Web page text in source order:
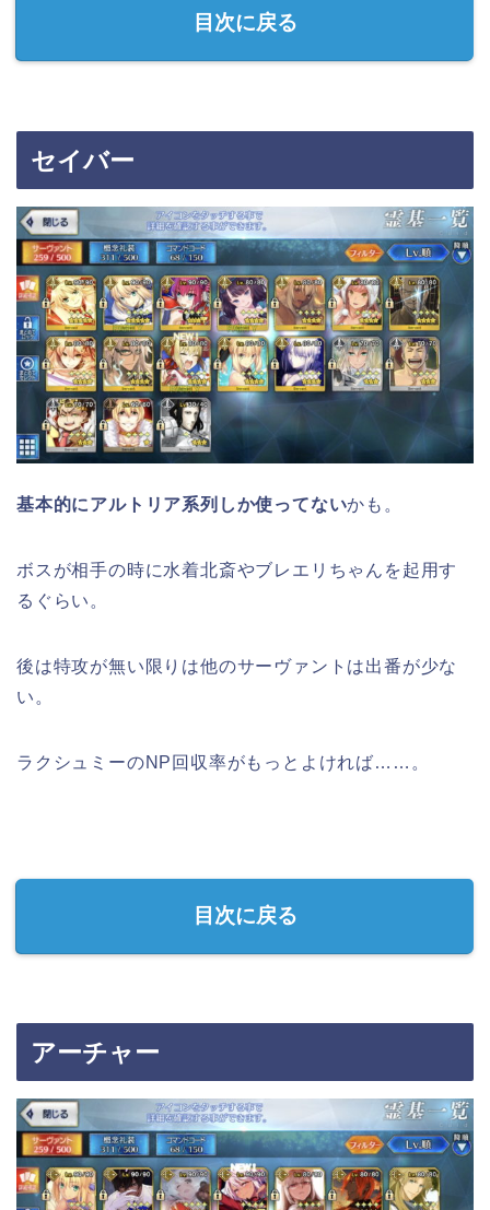
目次に戻る
セイバー
基本的にアルトリア系列しか使ってないかも。
ボスが相手の時に水着北斎やブレエリちゃんを起用す
るぐらい。
後は特攻が無い限りは他のサーヴァントは出番が少な
い。
ラクシュミーのNP回収率がもっとよければ……。
目次に戻る
アーチャー